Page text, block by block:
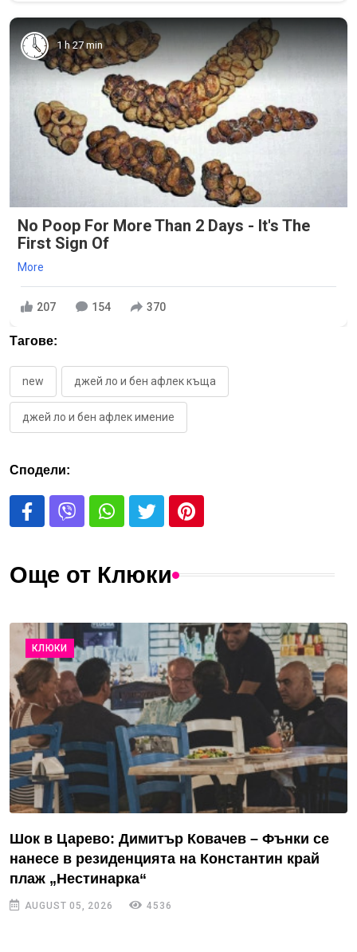
1 h 27 min
No Poop For More Than 2 Days - It's The
First Sign Of
More
207 154 370
Тагове:
new джей ло и бен афлек къща
джей ло и бен афлек имение
Сподели:
Още от Клюки
КЛЮКИ
Шок в Царево: Димитър Ковачев – Фънки се
нанесе в резиденцията на Константин край
плаж „Нестинарка“
AUGUST 05, 2026 4536